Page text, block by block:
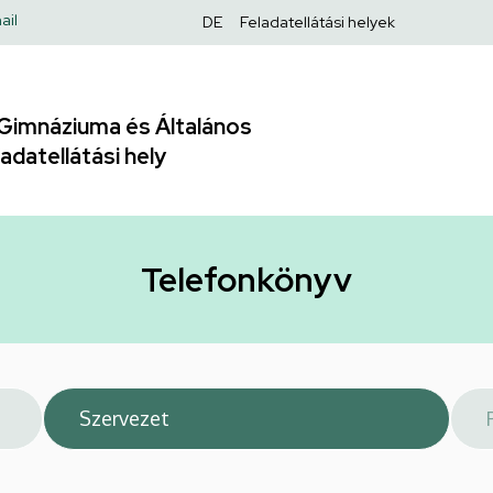
Felső
DE Feladatellátási helyek
és Általános
hely
Telefonkönyv